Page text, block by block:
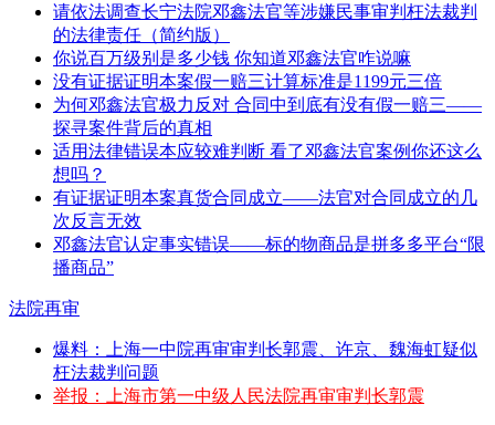
请依法调查长宁法院邓鑫法官等涉嫌民事审判枉法裁判
的法律责任（简约版）
你说百万级别是多少钱 你知道邓鑫法官咋说嘛
没有证据证明本案假一赔三计算标准是1199元三倍
为何邓鑫法官极力反对 合同中到底有没有假一赔三——
探寻案件背后的真相
适用法律错误本应较难判断 看了邓鑫法官案例你还这么
想吗？
有证据证明本案真货合同成立——法官对合同成立的几
次反言无效
邓鑫法官认定事实错误——标的物商品是拼多多平台“限
播商品”
法院再审
爆料：上海一中院再审审判长郭震、许京、魏海虹疑似
枉法裁判问题
举报：上海市第一中级人民法院再审审判长郭震